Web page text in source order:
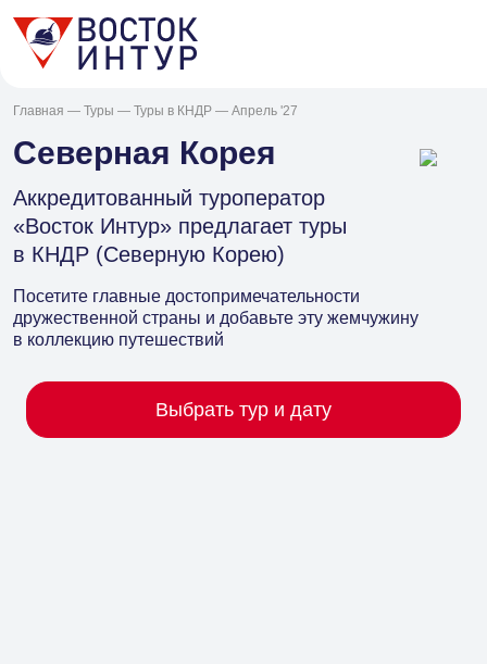
Главная — Туры — Туры в КНДР — Апрель '27
Северная Корея
Аккредитованный туроператор
«Восток Интур» предлагает туры
в КНДР (Северную Корею)
Посетите главные достопримечательности
дружественной страны и добавьте эту жемчужину
в коллекцию путешествий
Выбрать тур и дату